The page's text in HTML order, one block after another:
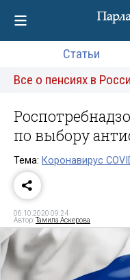
Статьи
Все о пенсиях в
по выбору
Тема: Коронавирус
06.10.2020 09:24
Автор:Тамила Аскерова